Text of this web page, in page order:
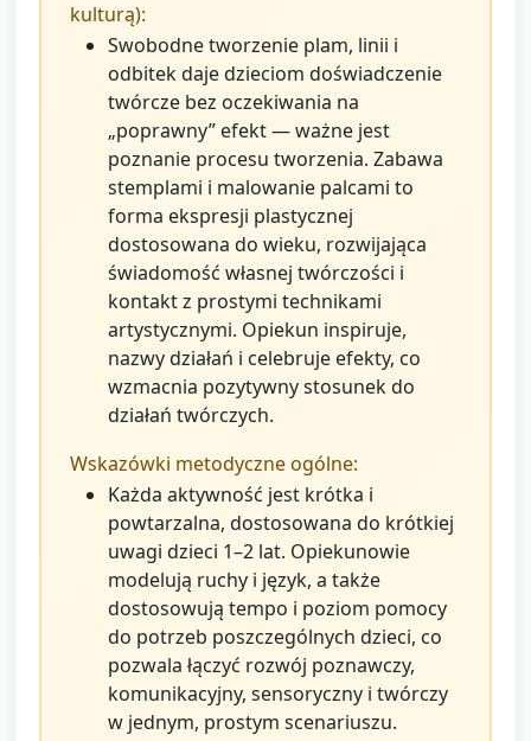
kulturą):
Swobodne tworzenie plam, linii i
odbitek daje dzieciom doświadczenie
twórcze bez oczekiwania na
„poprawny” efekt — ważne jest
poznanie procesu tworzenia. Zabawa
stemplami i malowanie palcami to
forma ekspresji plastycznej
dostosowana do wieku, rozwijająca
świadomość własnej twórczości i
kontakt z prostymi technikami
artystycznymi. Opiekun inspiruje,
nazwy działań i celebruje efekty, co
wzmacnia pozytywny stosunek do
działań twórczych.
Wskazówki metodyczne ogólne:
Każda aktywność jest krótka i
powtarzalna, dostosowana do krótkiej
uwagi dzieci 1–2 lat. Opiekunowie
modelują ruchy i język, a także
dostosowują tempo i poziom pomocy
do potrzeb poszczególnych dzieci, co
pozwala łączyć rozwój poznawczy,
komunikacyjny, sensoryczny i twórczy
w jednym, prostym scenariuszu.